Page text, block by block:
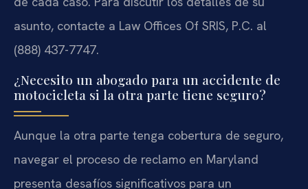
asunto, contacte a Law Offices Of SRIS, P.C. al
(888) 437-7747.
¿Necesito un abogado para un accidente de
motocicleta si la otra parte tiene seguro?
Aunque la otra parte tenga cobertura de seguro,
navegar el proceso de reclamo en Maryland
presenta desafíos significativos para un